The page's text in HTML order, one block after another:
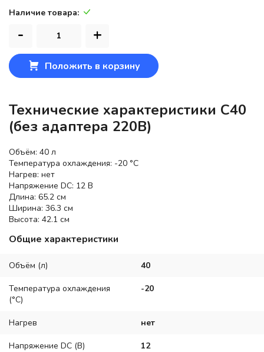
Наличие товара:
- +
Положить в корзину
Технические характеристики C40
(без адаптера 220В)
Объём: 40 л
Температура охлаждения: -20 °C
Нагрев: нет
Напряжение DC: 12 В
Длина: 65.2 см
Ширина: 36.3 см
Высота: 42.1 см
Общие характеристики
Объём (л) 40
Температура охлаждения
(°C)
-20
Нагрев нет
Напряжение DC (В) 12